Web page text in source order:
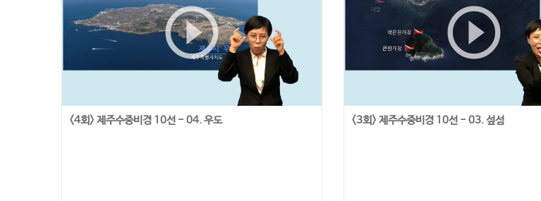
play_circle_outline
<4회> 제주수중비경 10선 - 04. 우도
play_circle_outline
<3회> 제주수중비경 10선 - 03. 섶섬